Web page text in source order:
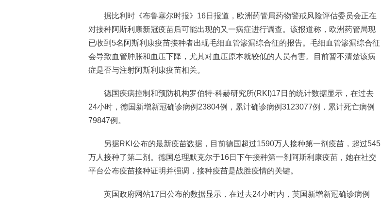
据比利时《布鲁塞尔时报》16日报道，欧洲药管局药物警戒风险评估委员会正在
对接种阿斯利康新冠疫苗后可能出现的又一病症进行调查。该报道称，欧洲药管局现
已收到5名阿斯利康疫苗接种者出现毛细血管渗漏综合征的报告。毛细血管渗漏综合征
会导致血管肿胀和血压下降，尤其对血压原本就较低的人员有害。目前暂不清楚该病
症是否与注射阿斯利康疫苗相关。
德国疾病控制和预防机构罗伯特·科赫研究所(RKI)17日的统计数据显示，在过去
24小时，德国新增新冠确诊病例23804例，累计确诊病例3123077例，累计死亡病例
79847例。
另据RKI公布的最新疫苗数据，目前德国超过1590万人接种第一剂疫苗，超过545
万人接种了第二剂。德国总理默克尔于16日下午接种第一剂阿斯利康疫苗，她在社交
平台公布疫苗接种证明并强调，接种疫苗是战胜疫情的关键。
英国政府网站17日公布的数据显示，在过去24小时内，英国新增新冠确诊病例